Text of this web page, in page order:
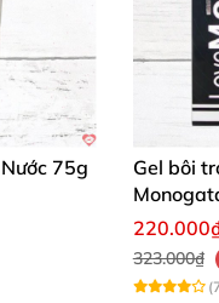
75g
Gel bôi
323.000₫